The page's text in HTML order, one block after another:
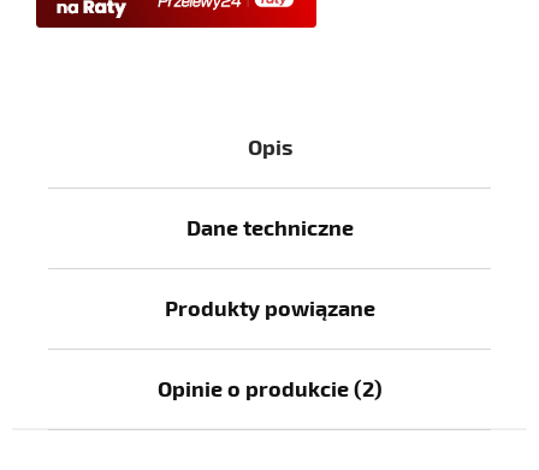
Opis
Dane techniczne
Produkty powiązane
Opinie o produkcie (2)